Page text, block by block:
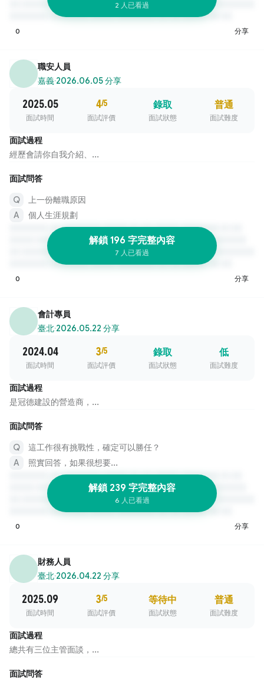
2 人已看過
0 分享
職安人員
嘉義·2026.06.05 分享
2025.05
面試時間
4/5
面試評價
錄取
面試狀態
普通
面試難度
面試過程
經歷會請你自我介紹、...
面試問答
上一份離職原因
個人生涯規劃
解鎖 196 字完整內容
7 人已看過
0 分享
會計專員
臺北·2026.05.22 分享
2024.04
面試時間
3/5
面試評價
錄取
面試狀態
低
面試難度
面試過程
是冠德建設的營造商，...
面試問答
這工作很有挑戰性，確定可以勝任？
照實回答，如果很想要...
解鎖 239 字完整內容
6 人已看過
0 分享
財務人員
臺北·2026.04.22 分享
2025.09
面試時間
3/5
面試評價
等待中
面試狀態
普通
面試難度
面試過程
總共有三位主管面談，...
面試問答